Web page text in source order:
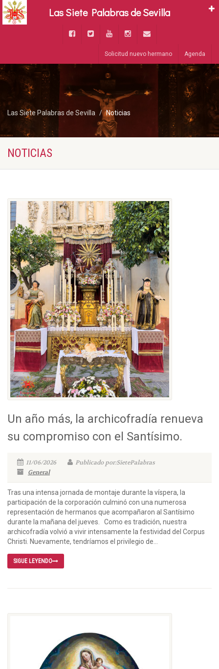
Solicitud nuevo hermano Agenda
Las Siete Palabras de Sevilla Noticias
NOTICIAS
Un año más, la archicofradía renueva
su compromiso con el Santísimo.
11/06/2026
Publicado por:SietePalabras
General
Tras una intensa jornada de montaje durante la víspera, la
participación de la corporación culminó con una numerosa
representación de hermanos que acompañaron al Santísimo
durante la mañana del jueves. Como es tradición, nuestra
archicofradía volvió a vivir intensamente la festividad del Corpus
Christi. Nuevamente, tendríamos el privilegio de...
SIGUE LEYENDO
Las Siete Palabras de Sevilla